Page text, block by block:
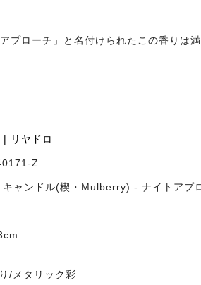
プローチ」と名付けられたこの香りは
リヤドロ
Z
キャンドル(楔・Mulberry) - ナイトアプ
/メタリック彩